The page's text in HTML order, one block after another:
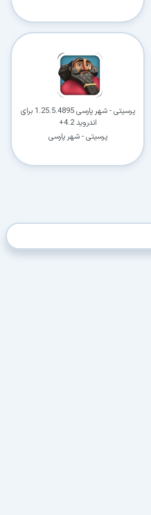
پرسیتی - شهر پارسی 1.25.5.4895 برای
اندروید 4.2+
پرسیتی - شهر پارسی